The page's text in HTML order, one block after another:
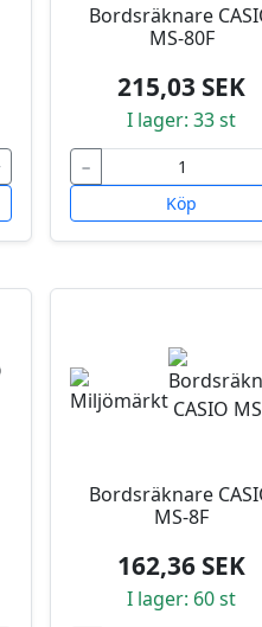
Bordsräknare
MS-80F
215,03 SEK
I lager: 33 st
−
Köp
Bordsräknare
MS-8F
162,36 SEK
I lager: 60 st